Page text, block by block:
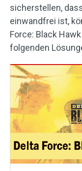
sicherstellen,
einwandfrei ist,
Force: Black
folgenden